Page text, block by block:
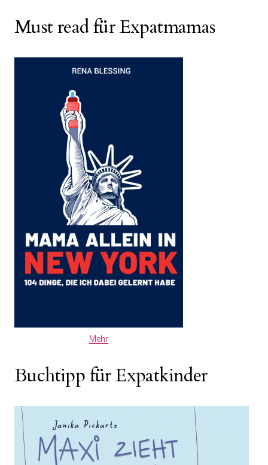
Must read für Expatmamas
Mehr
Buchtipp für Expatkinder